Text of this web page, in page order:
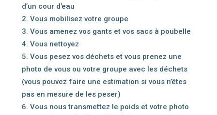
d’un cour d’eau
Vous mobilisez votre groupe
Vous amenez vos gants et vos sacs à poubelle
Vous nettoyez
Vous pesez vos déchets et vous prenez une
photo de vous ou votre groupe avec les déchets
(vous pouvez faire une estimation si vous n’êtes
pas en mesure de les peser)
Vous nous transmettez le poids et votre photo